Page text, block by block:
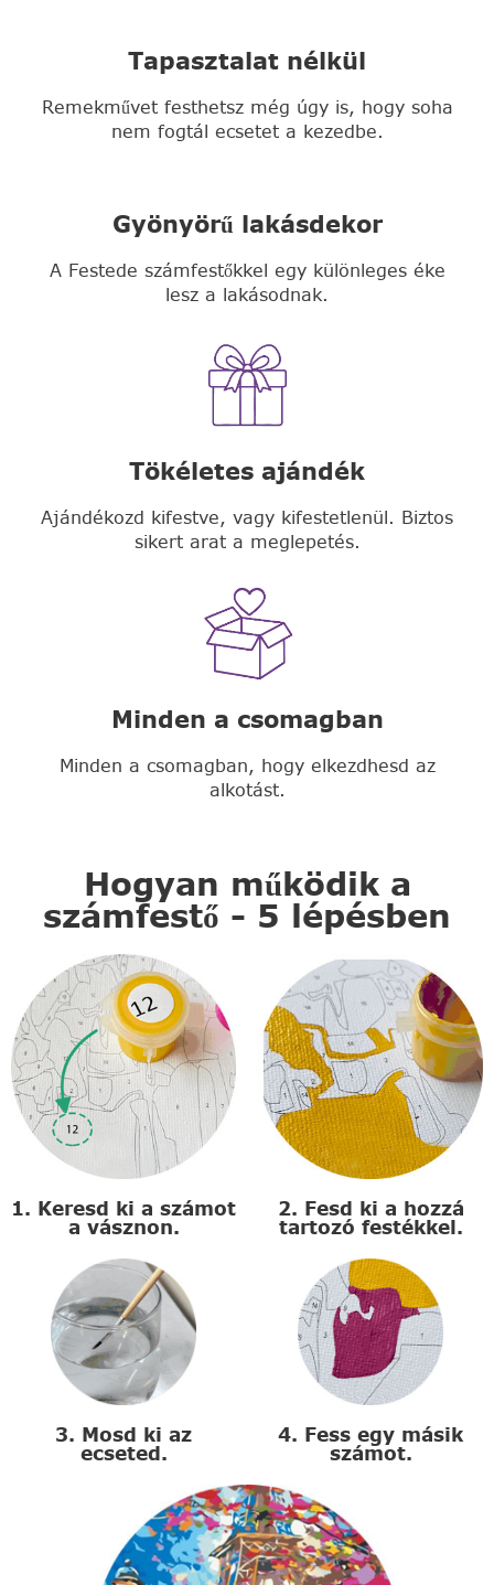
Tapasztalat nélkül
Remekművet festhetsz még úgy is, hogy soha
nem fogtál ecsetet a kezedbe.
Gyönyörű lakásdekor
A Festede számfestőkkel egy különleges éke
lesz a lakásodnak.
Tökéletes ajándék
Ajándékozd kifestve, vagy kifestetlenül. Biztos
sikert arat a meglepetés.
Minden a csomagban
Minden a csomagban, hogy elkezdhesd az
alkotást.
Hogyan működik a
számfestő - 5 lépésben
1. Keresd ki a számot
a vásznon.
2. Fesd ki a hozzá
tartozó festékkel.
3. Mosd ki az
ecseted.
4. Fess egy másik
számot.